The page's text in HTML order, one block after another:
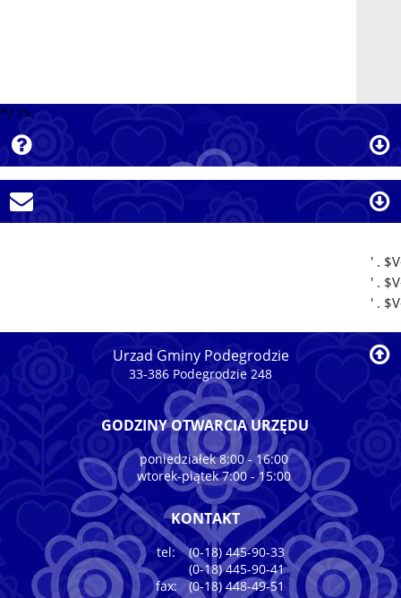
*/ ?>
' .
' .
' .
Urzad Gminy Podegrodzie
33-386 Podegrodzie 248
GODZINY OTWARCIA URZĘDU
poniedziałek 8:00 - 16:00
wtorek-piątek 7:00 - 15:00
KONTAKT
tel:
(0-18) 445-90-33
(0-18) 445-90-41
fax:
(0-18) 448-49-51